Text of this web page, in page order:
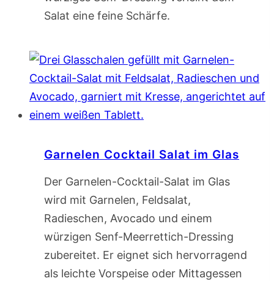
Salat eine feine Schärfe.
Garnelen Cocktail Salat im Glas
Der Garnelen-Cocktail-Salat im Glas
wird mit Garnelen, Feldsalat,
Radieschen, Avocado und einem
würzigen Senf-Meerrettich-Dressing
zubereitet. Er eignet sich hervorragend
als leichte Vorspeise oder Mittagessen